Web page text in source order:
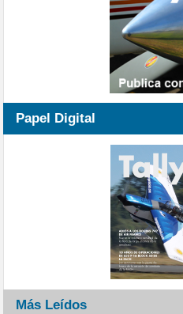
Papel Digital
Más Leídos